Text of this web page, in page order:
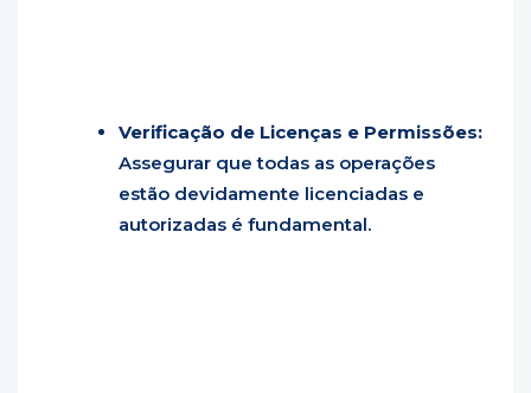
Verificação de Licenças e Permissões:
Assegurar que todas as operações
estão devidamente licenciadas e
autorizadas é fundamental.